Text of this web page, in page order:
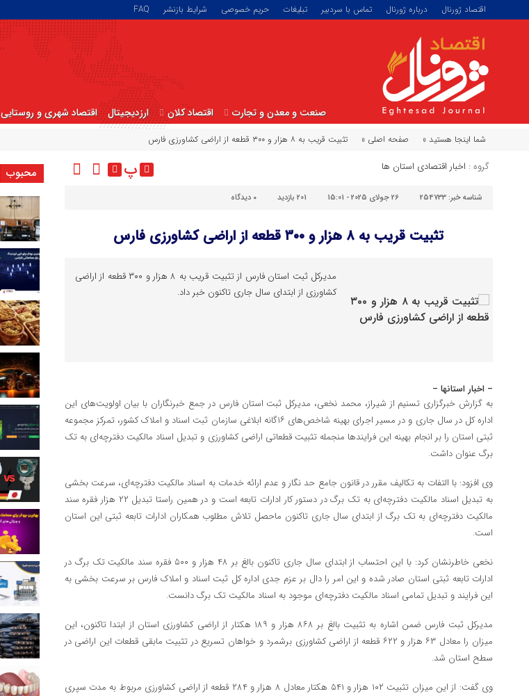
اقتصاد ژورنال درباره ژورنال تماس با سردبیر تبلیغات حریم خصوصی شرایط بازنشر FAQ
صنعت و معدن و تجارت اقتصاد کلان ارزدیجیتال اقتصاد شهری و روستایی
شما اینجا هستید » صفحه اصلی » تثبیت قریب به ۸ هزار و ۳۰۰ قطعه از اراضی کشاورزی فارس
گروه : اخبار اقتصادی استان ها پ
شناسه خبر: 254733 26 جولای 2025 - 15:01 201 بازدید ۰ دیدگاه
تثبیت قریب به ۸ هزار و ۳۰۰ قطعه از اراضی کشاورزی فارس
مدیرکل ثبت استان فارس از تثبیت قریب به ۸ هزار و ۳۰۰ قطعه از اراضی
کشاورزی از ابتدای سال جاری تاکنون خبر داد.
– اخبار استانها –
به گزارش خبرگزاری تسنیم از شیراز، محمد نخعی، مدیرکل ثبت استان فارس در جمع خبرنگاران با بیان اولویت‌های این
اداره کل در سال جاری و در مسیر اجرای بهینه شاخص‌های ۱۶گانه ابلاغی سازمان ثبت اسناد و املاک کشور، تمرکز مجموعه
ثبتی استان را بر انجام بهینه این فرایند‌ها منجمله تثبیت قطعاتی اراضی کشاورزی و تبدیل اسناد مالکیت دفترچه‌ای به تک
برگ عنوان داشت.
وی افزود: با التفات به تکالیف مقرر در قانون جامع حد نگار و عدم ارائه خدمات به اسناد مالکیت دفترچه‌ای، سرعت بخشی
به تبدیل اسناد مالکیت دفترچه‌ای به تک برگ در دستور کار ادارات تابعه است و در همین راستا تبدیل ۲۲ هزار فقره سند
مالکیت دفترچه‌ای به تک برگ از ابتدای سال جاری تاکنون ماحصل تلاش مطلوب همکاران ادارات تابعه ثبتی این استان
است.
نخعی خاطرنشان کرد: با این احتساب از ابتدای سال جاری تاکنون بالغ بر ۴۸ هزار و ۵۰۰ فقره سند مالکیت تک برگ در
ادارات تابعه ثبتی استان صادر شده و این امر را دال بر عزم جدی اداره کل ثبت اسناد و املاک فارس بر سرعت بخشی به
این فرایند و تبدیل تمامی اسناد مالکیت دفترچه‌ای موجود به اسناد مالکیت تک برگ دانست.
مدیرکل ثبت فارس ضمن اشاره به تثبیت بالغ بر ۸۶۸ هزار و ۱۸۹ هکتار از اراضی کشاورزی استان از ابتدا تاکنون، این
میزان را معادل ۶۳ هزار و ۶۲۲ قطعه از اراضی کشاورزی برشمرد و خواهان تسریع در تثبیت مابقی قطعات این اراضی در
سطح استان شد.
وی گفت: از این میزان تثبیت ۱۰۲ هزار و ۵۴۱ هکتار معادل ۸ هزار و ۲۸۴ قطعه از اراضی کشاورزی مربوط به مدت سپری
محبوب